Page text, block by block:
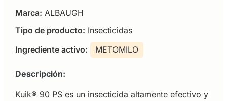
Marca: ALBAUGH
Tipo de producto: Insecticidas
Ingrediente activo:
METOMILO
Descripción:
Kuik® 90 PS es un insecticida altamente efectivo y